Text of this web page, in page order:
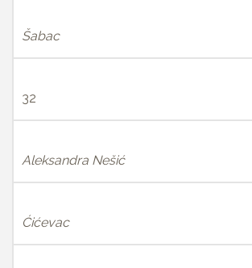
Šabac
32
Aleksandra Nešić
Ćićevac